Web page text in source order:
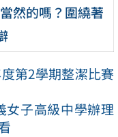
然的嗎？圍繞著
第2學期整潔比賽
女子高級中學辦理